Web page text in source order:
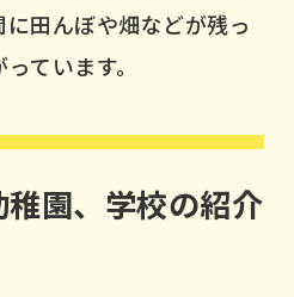
田んぼや畑などが残っ
ています。
園、学校の紹介